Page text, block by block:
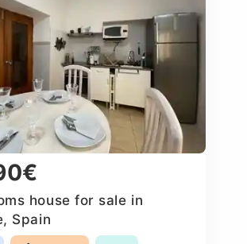
house for sale in
Spain